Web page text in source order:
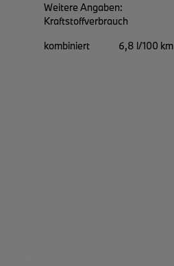
Weitere Angaben:
Kraftstoffverbrauch
kombiniert
6,8 l/100 km